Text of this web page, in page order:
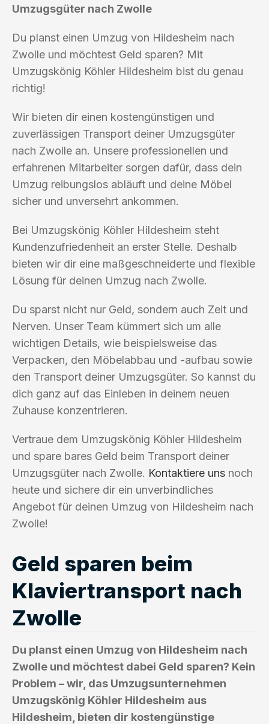
Umzugsgüter nach Zwolle
Du planst einen Umzug von Hildesheim nach
Zwolle und möchtest Geld sparen? Mit
Umzugskönig Köhler Hildesheim bist du genau
richtig!
Wir bieten dir einen kostengünstigen und
zuverlässigen Transport deiner Umzugsgüter
nach Zwolle an. Unsere professionellen und
erfahrenen Mitarbeiter sorgen dafür, dass dein
Umzug reibungslos abläuft und deine Möbel
sicher und unversehrt ankommen.
Bei Umzugskönig Köhler Hildesheim steht
Kundenzufriedenheit an erster Stelle. Deshalb
bieten wir dir eine maßgeschneiderte und flexible
Lösung für deinen Umzug nach Zwolle.
Du sparst nicht nur Geld, sondern auch Zeit und
Nerven. Unser Team kümmert sich um alle
wichtigen Details, wie beispielsweise das
Verpacken, den Möbelabbau und -aufbau sowie
den Transport deiner Umzugsgüter. So kannst du
dich ganz auf das Einleben in deinem neuen
Zuhause konzentrieren.
Vertraue dem Umzugskönig Köhler Hildesheim
und spare bares Geld beim Transport deiner
Umzugsgüter nach Zwolle. Kontaktiere uns noch
heute und sichere dir ein unverbindliches
Angebot für deinen Umzug von Hildesheim nach
Zwolle!
Geld sparen beim
Klaviertransport nach
Zwolle
Du planst einen Umzug von Hildesheim nach
Zwolle und möchtest dabei Geld sparen? Kein
Problem – wir, das Umzugsunternehmen
Umzugskönig Köhler Hildesheim aus
Hildesheim, bieten dir kostengünstige